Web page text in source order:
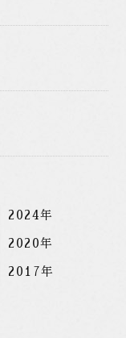
2024年
2020年
2017年